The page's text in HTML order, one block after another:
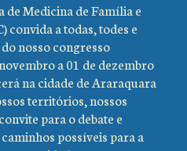
de Medicina de Família e
convida a todas, todes e
nosso congresso
a 01 de dezembro
na cidade de Araraquara
territórios, nossos
para o debate e
possíveis para a